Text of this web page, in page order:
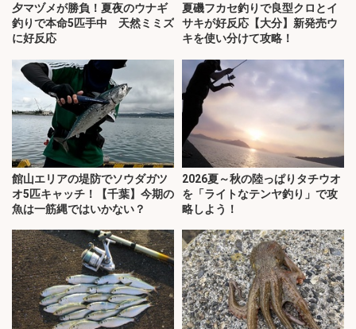
夕マヅメが勝負！夏夜のウナギ
釣りで本命5匹手中 天然ミミズ
に好反応
夏磯フカセ釣りで良型クロとイ
サキが好反応【大分】新発売ウ
キを使い分けて攻略！
館山エリアの堤防でソウダガツ
オ5匹キャッチ！【千葉】今期の
魚は一筋縄ではいかない？
2026夏～秋の陸っぱりタチウオ
を「ライトなテンヤ釣り」で攻
略しよう！